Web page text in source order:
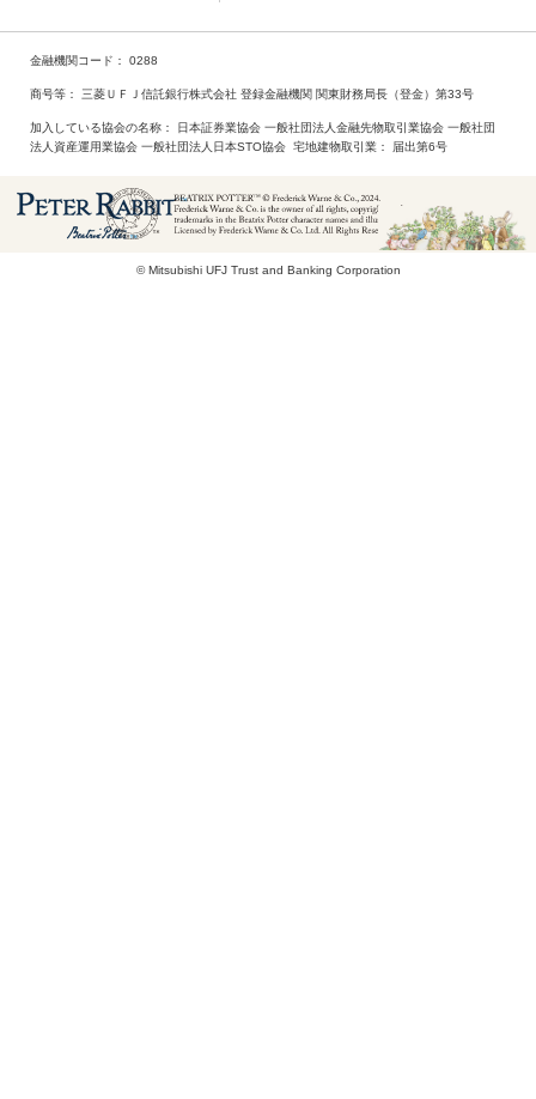
金融機関コード 0288
商号等 三菱ＵＦＪ信託銀行株式会社 登録金融機関 関東財務局長（登金）第33号
加入している協会の名称
日本証券業協会 一般社団法人金融先物取引業協会 一般社団
法人資産運用業協会 一般社団法人日本STO協会 宅地建物取引業 届出第6号
© Mitsubishi UFJ Trust and Banking Corporation